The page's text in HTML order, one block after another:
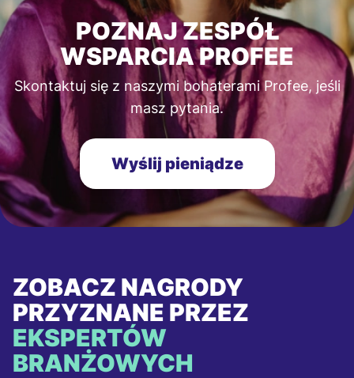
POZNAJ ZESPÓŁ
WSPARCIA PROFEE
Skontaktuj się z naszymi bohaterami Profee, jeśli
masz pytania.
Wyślij pieniądze
ZOBACZ NAGRODY
PRZYZNANE PRZEZ
EKSPERTÓW
BRANŻOWYCH